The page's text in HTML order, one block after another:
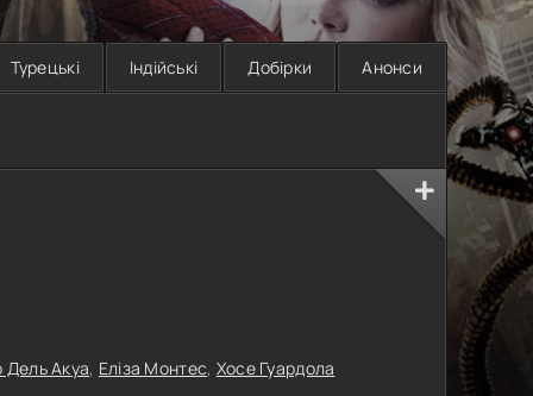
Турецькі Індійські Добірки Анонси
Дель Акуа, Еліза Монтес, Хосе Гуардола